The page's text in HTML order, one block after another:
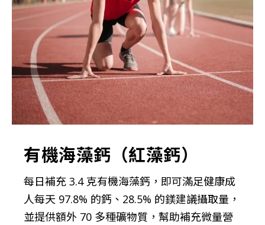
有機海藻鈣（紅藻鈣）
每日補充 3.4 克有機海藻鈣，即可滿足健康成
人每天 97.8% 的鈣、28.5% 的鎂建議攝取量，
並提供額外 70 多種礦物質，幫助補充微量營